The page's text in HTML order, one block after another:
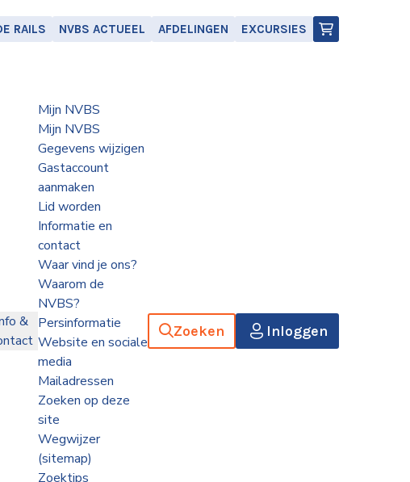
RAILS NVBS ACTUEEL AFDELINGEN EXCURSIES
&
Mijn NVBS
Mijn NVBS
Gegevens wijzigen
Gastaccount
aanmaken
Lid worden
Informatie en
contact
Waar vind je ons?
Waarom de
NVBS?
Persinformatie
Website en sociale
media
Mailadressen
Zoeken op deze
site
Wegwijzer
(sitemap)
Zoektips
Zoeken Inloggen